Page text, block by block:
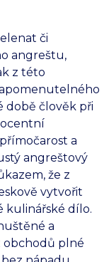
či
angreštu,
z této
době člověk při
a
angreštový
že z
vytvořit
kulinářské dílo.
a
obchodů plné